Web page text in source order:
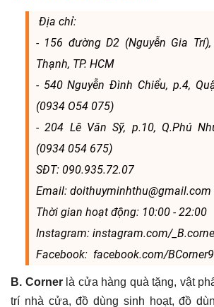
Địa chỉ:
- 156 đường D2 (Nguyễn Gia
Thạnh, TP. HCM
- 540 Nguyễn Đình Chiểu, p.4,
(0934 O54 075)
- 204 Lê Văn Sỹ, p.10, Q.Phú
(0934 054 675)
SĐT: 090.935.72.07
Email: doithuyminhthu@gmail.com
Thời gian hoạt động: 10:00 - 22:00
Instagram: instagram.com/
Facebook: facebook.com/
B. Corner là cửa hàng quà tặng, vật
trí nhà cửa, đồ dùng sinh hoạt, đồ